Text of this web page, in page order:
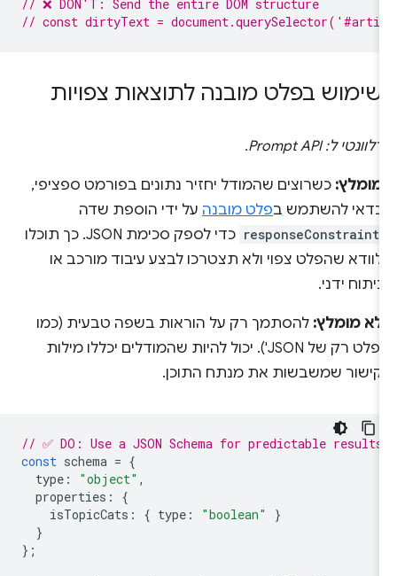
// ❌ DON'T: Send the entire DOM structure
// const dirtyText =
שימוש בפלט מובנה לתוצאות צפויות
רלוונטי ל: Prompt API.
מומלץ:כשרוצים שהמודל יחזיר נתונים בפורמט ספציפי,
כדאי להשתמש ב פלט מובנהעל ידי הוספת שדה
responseConstraint
כדי לספק סכימת JSON. כך תוכלו
לוודא שהפלט צפוי ולא תצטרכו לבצע עיבוד מורכב או
ניתוח ידני.
לא מומלץ:להסתמך רק על הוראות בשפה טבעית (כמו
'פלט רק של JSON'). יכול להיות שהמודלים יכללו מילות
קישור שמשבשות את מנתח התוכן.
// ✅ DO: Use a JSON Schema for predictable results
const schema =
type
: "object"
properties
:
isTopicCats
: { type : "boolean"